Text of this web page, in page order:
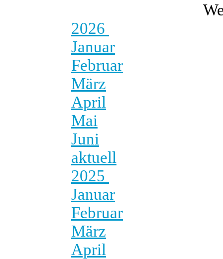
2026
Januar
Februar
März
April
Mai
Juni
aktuell
2025
Januar
Februar
März
April